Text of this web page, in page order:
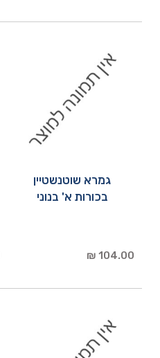
גמרא שוטנשטיין
בכורות א' בנוני
104.00 ₪